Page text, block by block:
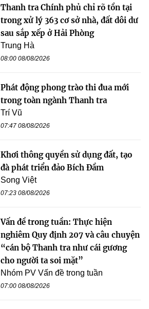
Thanh tra Chính phủ chỉ rõ tồn tại
trong xử lý 363 cơ sở nhà, đất dôi dư
sau sắp xếp ở Hải Phòng
Trung Hà
08:00 08/08/2026
Phát động phong trào thi đua mới
trong toàn ngành Thanh tra
Trí Vũ
07:47 08/08/2026
Khơi thông quyền sử dụng đất, tạo
đà phát triển đảo Bích Đầm
Song Việt
07:23 08/08/2026
Vấn đề trong tuần: Thực hiện
nghiêm Quy định 207 và câu chuyện
“cán bộ Thanh tra như cái gương
cho người ta soi mặt”
Nhóm PV Vấn đề trong tuần
07:00 08/08/2026